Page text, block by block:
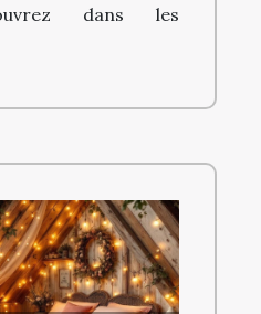
dans les